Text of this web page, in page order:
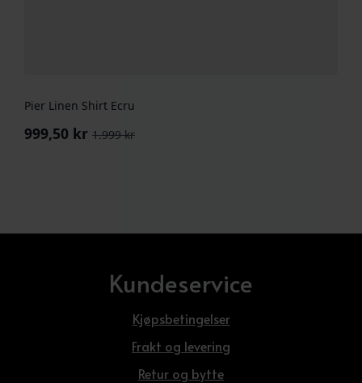
Pier Linen Shirt Ecru
1.999kr
Opprinnelig
999,50 kr
Nåværende
Kundeservice
Kjøpsbetingelser
Frakt og levering
Retur og bytte